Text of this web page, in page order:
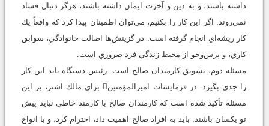
داشته باشند، و به دين و آخرت ايمان داشته باشند، هرگز دنبال فساد
نمي‌روند. اگر اين كار را بكنيم، مي‌توان اطمينان پيدا كرد كه واقعاً يك
كار ريشه‌اي انجام گرفته است. در گزينش‌ها اصالت خانوادگي، سوابق
كاري، و پرس‌وجو از محيط زندگي فرد ضروري است.
مسئله دوم، تشويق كارمندان صالح است. رئيس دستگاه بايد اين كار
را جدي بگيرد. در فرمايشات اميرالمؤمنين براي مالك اشتر، بر اين
مسئله تأكيد شده است كه كارمندان صالح با كارمند خاطي نبايد پيش
تو يكسان باشند. بايد به افراد صالح اهميت داد، احترام كرد، و با انواع